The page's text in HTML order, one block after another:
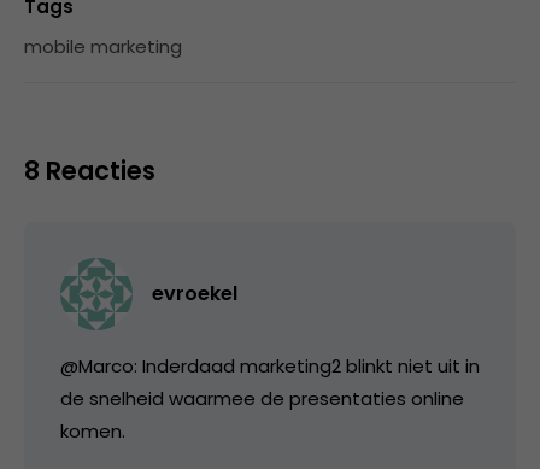
Tags
mobile marketing
8 Reacties
evroekel
@Marco: Inderdaad marketing2 blinkt niet uit in
de snelheid waarmee de presentaties online
komen.